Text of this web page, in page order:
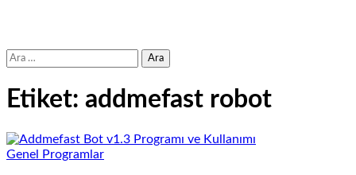
Arama:
Etiket: addmefast robot
Genel Programlar